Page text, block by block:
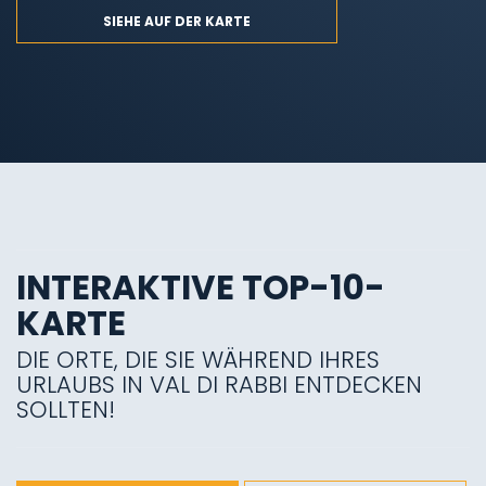
SIEHE AUF DER KARTE
INTERAKTIVE TOP-10-
KARTE
DIE ORTE, DIE SIE WÄHREND IHRES
URLAUBS IN VAL DI RABBI ENTDECKEN
SOLLTEN!